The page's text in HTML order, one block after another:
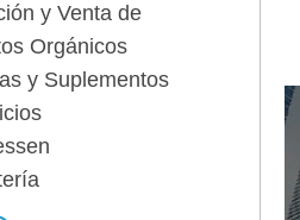
y Venta de
Orgánicos
y Suplementos